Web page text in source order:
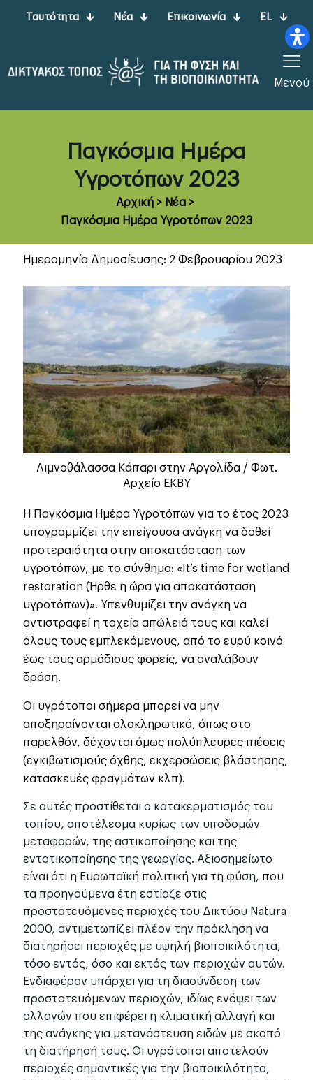
Ταυτότητα Νέα Επικοινωνία EL
Μενού
Παγκόσμια Ημέρα
Υγροτόπων 2023
Αρχική > Νέα >
Παγκόσμια Ημέρα Υγροτόπων 2023
Ημερομηνία Δημοσίευσης: 2 Φεβρουαρίου 2023
Λιμνοθάλασσα Κάπαρι στην Αργολίδα / Φωτ.
Αρχείο ΕΚΒΥ
Η Παγκόσμια Ημέρα Υγροτόπων για το έτος 2023
υπογραμμίζει την επείγουσα ανάγκη να δοθεί
προτεραιότητα στην αποκατάσταση των
υγροτόπων, με το σύνθημα: «It’s time for wetland
restoration (Ήρθε η ώρα για αποκατάσταση
υγροτόπων)». Υπενθυμίζει την ανάγκη να
αντιστραφεί η ταχεία απώλειά τους και καλεί
όλους τους εμπλεκόμενους, από το ευρύ κοινό
έως τους αρμόδιους φορείς, να αναλάβουν
δράση.
Οι υγρότοποι σήμερα μπορεί να μην
αποξηραίνονται ολοκληρωτικά, όπως στο
παρελθόν, δέχονται όμως πολύπλευρες πιέσεις
(εγκιβωτισμούς όχθης, εκχερσώσεις βλάστησης,
κατασκευές φραγμάτων κλπ).
Σε αυτές προστίθεται ο κατακερματισμός του
τοπίου, αποτέλεσμα κυρίως των υποδομών
μεταφορών, της αστικοποίησης και της
εντατικοποίησης της γεωργίας. Αξιοσημείωτο
είναι ότι η Ευρωπαϊκή πολιτική για τη φύση, που
τα προηγούμενα έτη εστίαζε στις
προστατευόμενες περιοχές του Δικτύου Natura
2000, αντιμετωπίζει πλέον την πρόκληση να
διατηρήσει περιοχές με υψηλή βιοποικιλότητα,
τόσο εντός, όσο και εκτός των περιοχών αυτών.
Ενδιαφέρον υπάρχει για τη διασύνδεση των
προστατευόμενων περιοχών, ιδίως ενόψει των
αλλαγών που επιφέρει η κλιματική αλλαγή και
της ανάγκης για μετανάστευση ειδών με σκοπό
τη διατήρησή τους. Οι υγρότοποι αποτελούν
περιοχές σημαντικές για την βιοποικιλότητα,